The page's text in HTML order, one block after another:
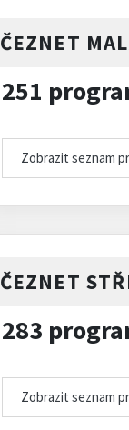
ČEZNET
251
Zobrazit seznam
ČEZNET
283
Zobrazit seznam